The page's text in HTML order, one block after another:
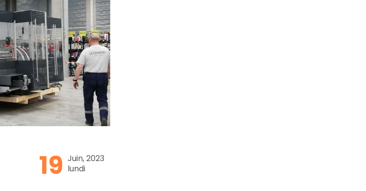
19 Juin, 2023
lundi